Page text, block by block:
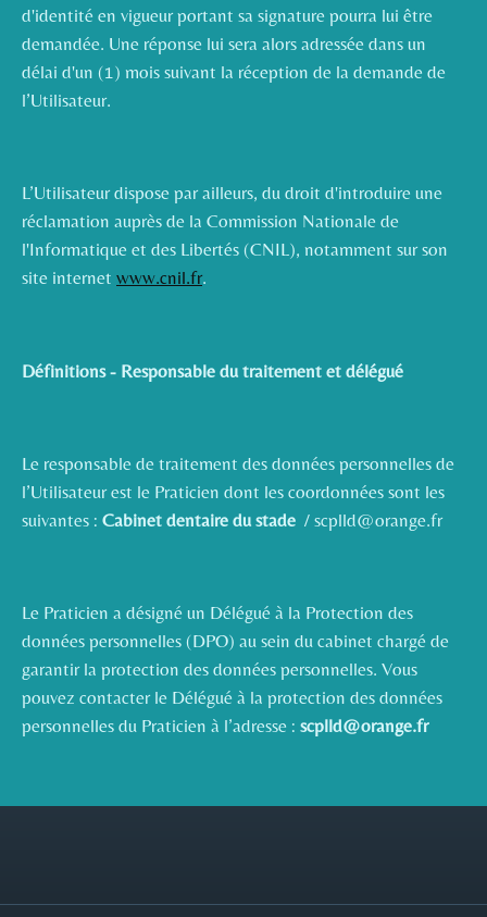
d'identité en vigueur portant sa signature pourra lui être
demandée. Une réponse lui sera alors adressée dans un
délai d'un (1) mois suivant la réception de la demande de
l’Utilisateur.
L’Utilisateur dispose par ailleurs, du droit d'introduire une
réclamation auprès de la Commission Nationale de
l'Informatique et des Libertés (CNIL), notamment sur son
site internet www.cnil.fr.
Définitions - Responsable du traitement et délégué
Le responsable de traitement des données personnelles de
l’Utilisateur est le Praticien dont les coordonnées sont les
suivantes : Cabinet dentaire du stade / scplld@orange.fr
Le Praticien a désigné un Délégué à la Protection des
données personnelles (DPO) au sein du cabinet chargé de
garantir la protection des données personnelles. Vous
pouvez contacter le Délégué à la protection des données
personnelles du Praticien à l’adresse : scplld@orange.fr